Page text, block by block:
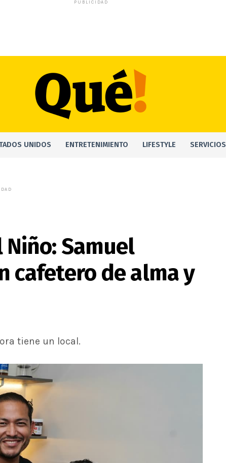
PUBLICIDAD
UNIDOS ENTRETENIMIENTO LIFESTYLE SERVICIOS
Samuel
cafetero de alma y
tiene un local.